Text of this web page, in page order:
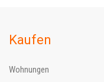
Kaufen
Wohnungen